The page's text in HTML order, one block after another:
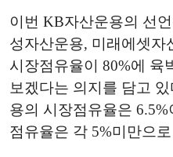
이번 KB자산운용의 선
성자산운용, 미래에셋자
시장점유율이 80%에 육
보겠다는 의지를 담고
용의 시장점유율은
점유율은 각 5%미만으